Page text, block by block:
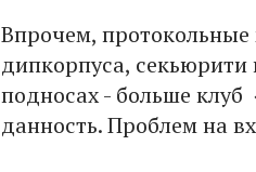
Впрочем,
дипкорпуса,
подносах - больше клуб
данность. Проблем на